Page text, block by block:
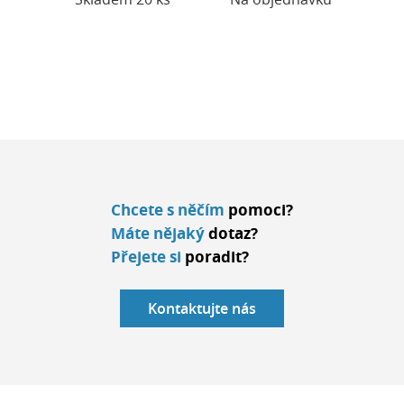
Chcete s něčím pomoci?
Máte nějakýdotaz?
Přejete si poradit?
Kontaktujte nás